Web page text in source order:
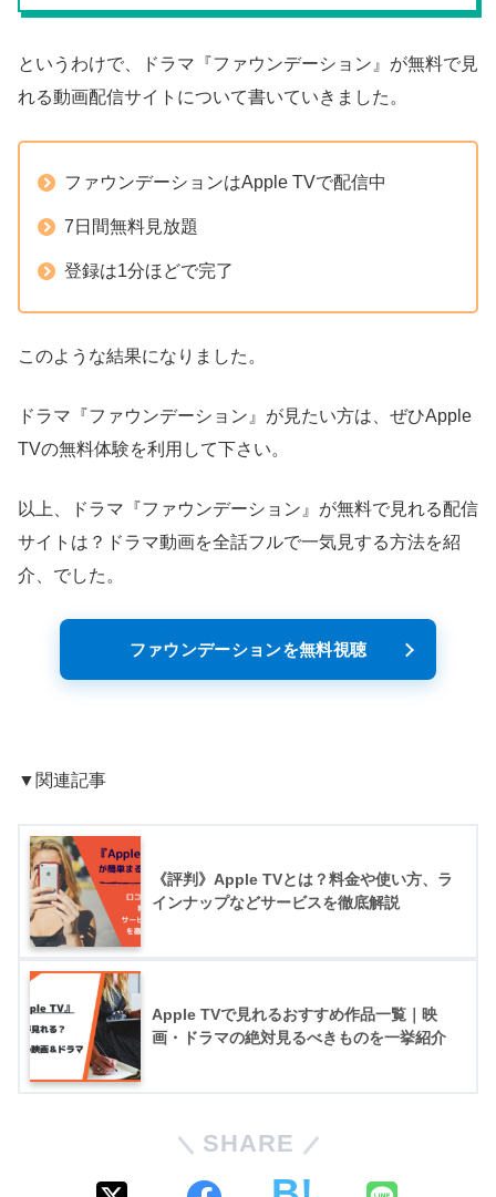
というわけで、ドラマ『ファウンデーション』が無料で見
れる動画配信サイトについて書いていきました。
ファウンデーションはApple TVで配信中
7日間無料見放題
登録は1分ほどで完了
このような結果になりました。
ドラマ『ファウンデーション』が見たい方は、ぜひApple
TVの無料体験を利用して下さい。
以上、ドラマ『ファウンデーション』が無料で見れる配信
サイトは？ドラマ動画を全話フルで一気見する方法を紹
介、でした。
ファウンデーションを無料視聴
▼関連記事
《評判》Apple TVとは？料金や使い方、ラ
インナップなどサービスを徹底解説
Apple TVで見れるおすすめ作品一覧｜映
画・ドラマの絶対見るべきものを一挙紹介
SHARE